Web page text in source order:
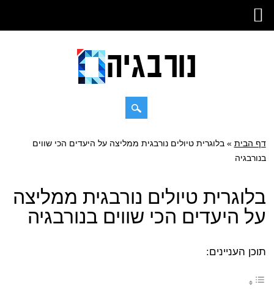
Main menu
Skip
to
דף הבית »בלוגרית טיולים נורבגית ממליצה על היעדים הכי שווים
בנורבגיה
בלוגרית טיולים נורבגית ממליצה
על היעדים הכי שווים בנורבגיה
תוכן העניינים: